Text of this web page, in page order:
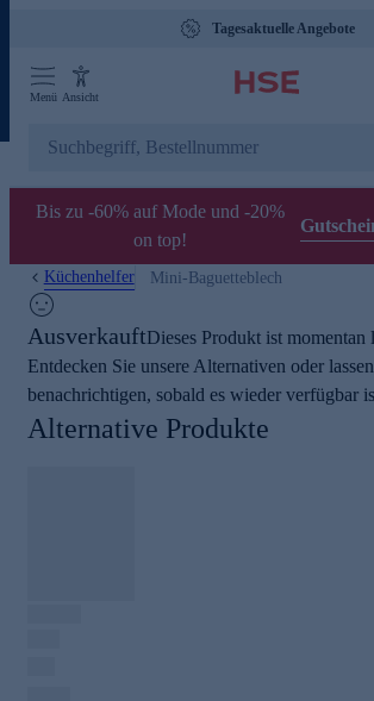
Tagesaktuelle Angebote
Menü Ansicht
Bis zu -60% auf Mode und -20%
on top!
Küchenhelfer Mini-Baguetteblech
AusverkauftDieses Produkt ist momentan
Entdecken Sie unsere Alternativen oder
benachrichtigen, sobald es wieder verfügbar
Alternative Produkte